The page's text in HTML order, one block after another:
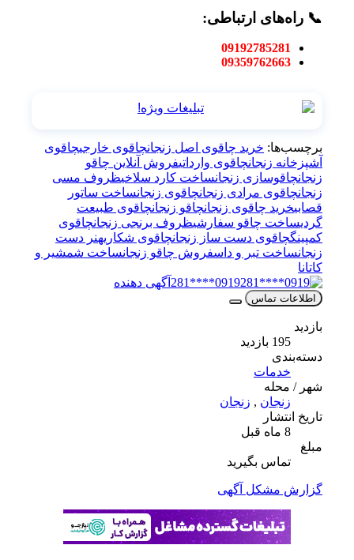
📞 راه‌های ارتباطی:
09192785281
09359762663
برچسب‌ها:خرید چاقوی اصل زنجان چاقوی خارجیچاقوی
آشپزخانه زنجان چاقوی وارداتیفروش آنلاین چاقو
چاقوسازی زنجان ساخت کارد سلاخیظروف مسی
چاقوی مرادی زنجان چاقوی زنجان ساخت ساتور
خرید چاقوی زنجان چاقو زنجان چاقوی طبیعت
ساخت چاقو سفارشیظروف برنجی زنجان چاقوی
کمپینگچاقوی دست ساز زنجان چاقوی شکاریهنر دست
ساخت تبر و داس فروش چاقو زنجان ساخت شمشیر و
0919****281
آگهی دهنده
اطلاعات تماس
دسته‌بندی
خدمات
شهر / محله
زنجان ,زنجان
تاریخ انتشار
تماس بگیرید
گزارش مشکل آگهی